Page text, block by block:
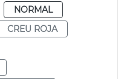
NORMAL
CREU ROJA